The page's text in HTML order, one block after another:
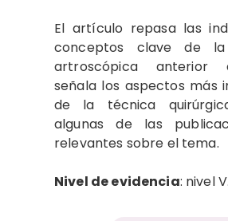
El artículo repasa las
conceptos clave de la
artroscópica anterior
señala los aspectos más
de la técnica
algunas de las
relevantes sobre el tema.
Nivel de evidencia: nivel V.